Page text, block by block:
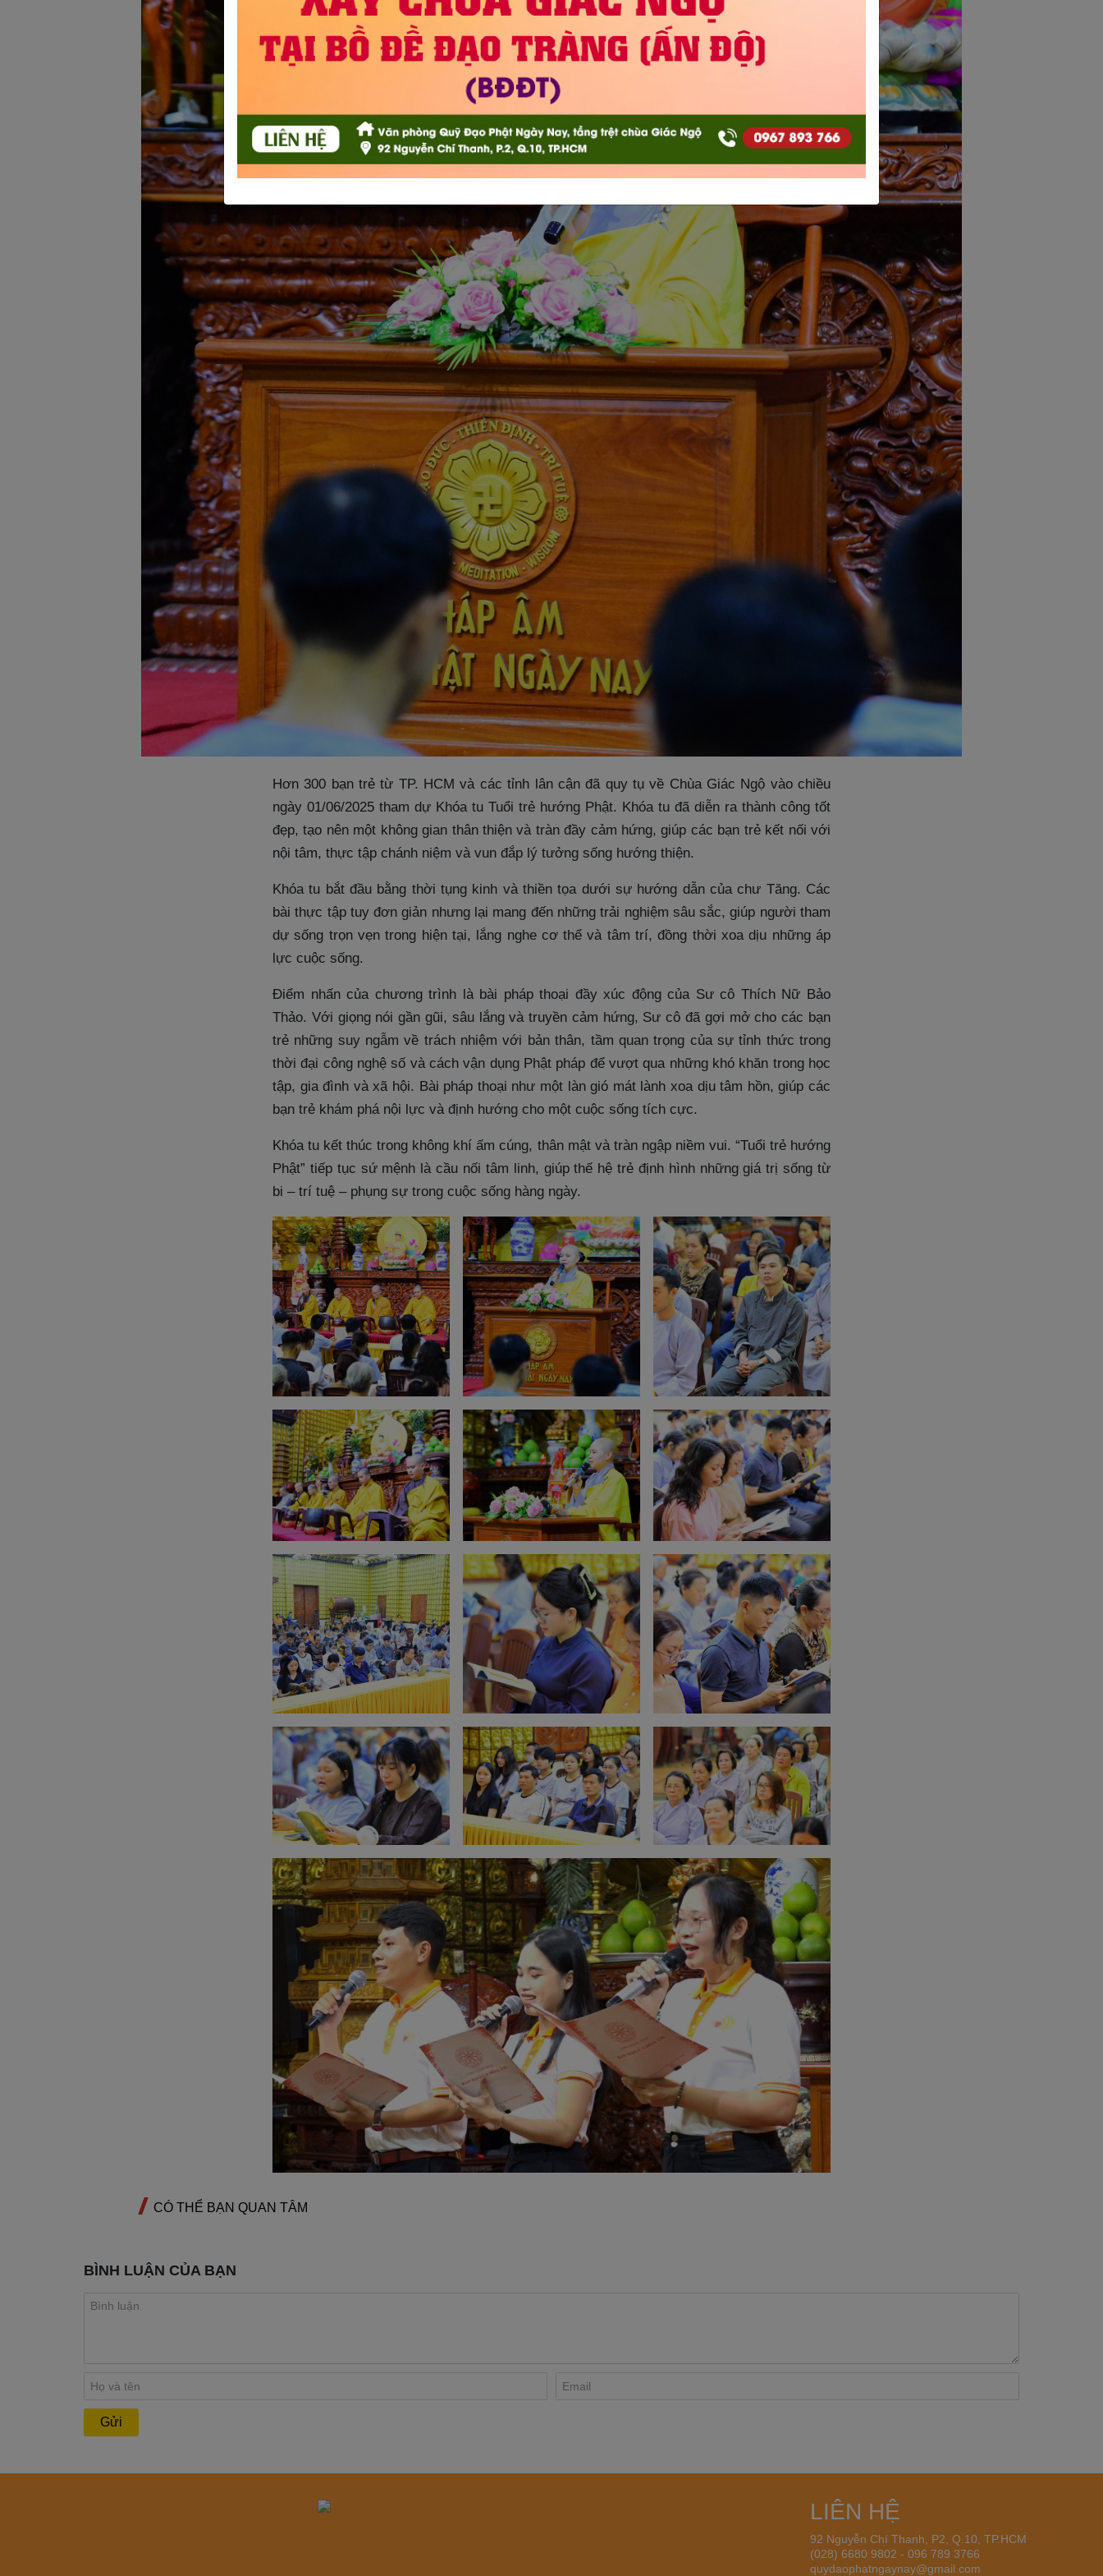
Hơn 300 bạn trẻ từ TP. HCM và các tỉnh lân cận đã quy tụ về Chùa Giác Ngộ vào chiều
ngày 01/06/2025 tham dự Khóa tu Tuổi trẻ hướng Phật. Khóa tu đã diễn ra thành công tốt
đẹp, tạo nên một không gian thân thiện và tràn đầy cảm hứng, giúp các bạn trẻ kết nối với
nội tâm, thực tập chánh niệm và vun đắp lý tưởng sống hướng thiện.
Khóa tu bắt đầu bằng thời tụng kinh và thiền tọa dưới sự hướng dẫn của chư Tăng. Các
bài thực tập tuy đơn giản nhưng lại mang đến những trải nghiệm sâu sắc, giúp người tham
dự sống trọn vẹn trong hiện tại, lắng nghe cơ thể và tâm trí, đồng thời xoa dịu những áp
lực cuộc sống.
Điểm nhấn của chương trình là bài pháp thoại đầy xúc động của Sư cô Thích Nữ Bảo
Thảo. Với giọng nói gần gũi, sâu lắng và truyền cảm hứng, Sư cô đã gợi mở cho các bạn
trẻ những suy ngẫm về trách nhiệm với bản thân, tầm quan trọng của sự tỉnh thức trong
thời đại công nghệ số và cách vận dụng Phật pháp để vượt qua những khó khăn trong học
tập, gia đình và xã hội. Bài pháp thoại như một làn gió mát lành xoa dịu tâm hồn, giúp các
bạn trẻ khám phá nội lực và định hướng cho một cuộc sống tích cực.
Khóa tu kết thúc trong không khí ấm cúng, thân mật và tràn ngập niềm vui. “Tuổi trẻ hướng
Phật” tiếp tục sứ mệnh là cầu nối tâm linh, giúp thế hệ trẻ định hình những giá trị sống từ
bi – trí tuệ – phụng sự trong cuộc sống hàng ngày.
CÓ THỂ BẠN QUAN TÂM
BÌNH LUẬN CỦA BẠN
LIÊN HỆ
92 Nguyễn Chí Thanh, P2, Q.10, TP.HCM
(028) 6680 9802 - 096 789 3766
quydaophatngaynay@gmail.com